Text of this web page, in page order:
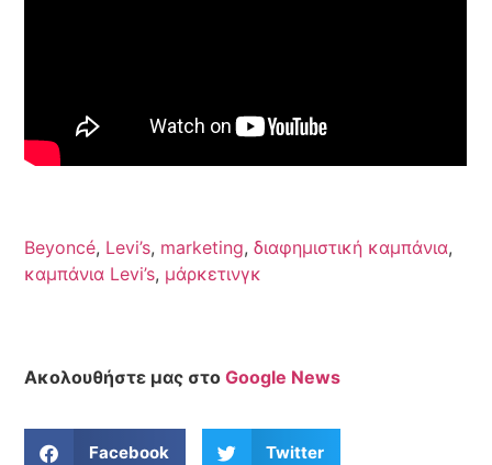
Beyoncé, Levi’s, marketing,διαφημιστική καμπάνια,
καμπάνια Levi’s, μάρκετινγκ
Ακολουθήστε μας στοGoogle News
Facebook Twitter